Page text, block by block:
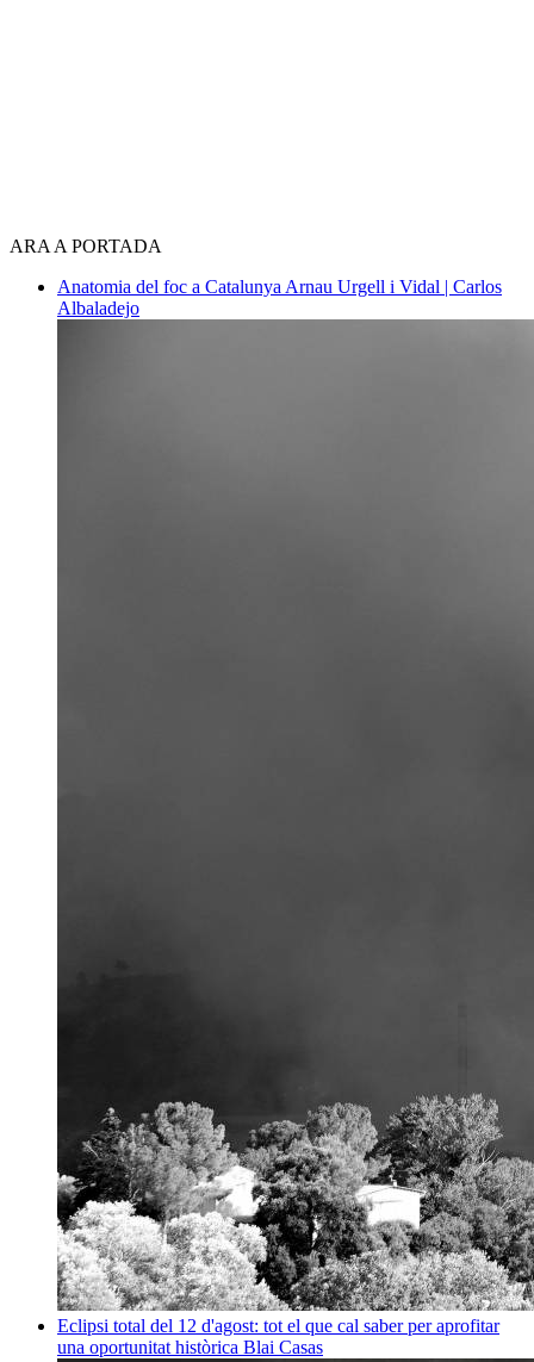
ARA A PORTADA
Anatomia del foc a Catalunya Arnau Urgell i Vidal | Carlos
Albaladejo
Eclipsi total del 12 d'agost: tot el que cal saber per aprofitar
una oportunitat històrica Blai Casas